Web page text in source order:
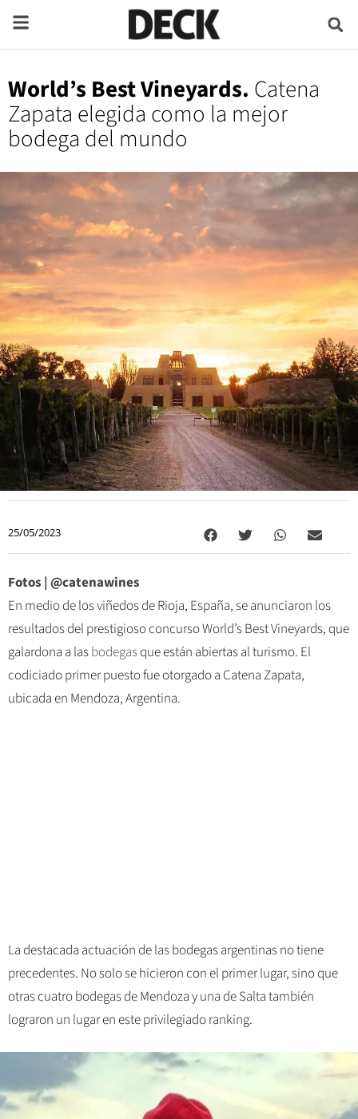
World’s Best Vineyards. Catena
Zapata elegida como la mejor
bodega del mundo
25/05/2023
Fotos | @catenawines
En medio de los viñedos de Rioja, España, se anunciaron los
resultados del prestigioso concurso World’s Best Vineyards, que
galardona a lasbodegasque están abiertas al turismo. El
codiciado primer puesto fue otorgado a Catena Zapata,
ubicada en Mendoza, Argentina.
La destacada actuación de las bodegas argentinas no tiene
precedentes. No solo se hicieron con el primer lugar, sino que
otras cuatro bodegas de Mendoza y una de Salta también
lograron un lugar en este privilegiado ranking.